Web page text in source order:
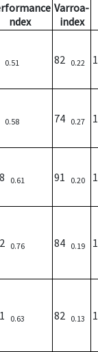
ndex
Varroa-
index
0.51 82 0.22 1
0.58 74 0.27 1
0.61 91 0.20 1
0.76 84 0.19 1
0.63 82 0.13 1